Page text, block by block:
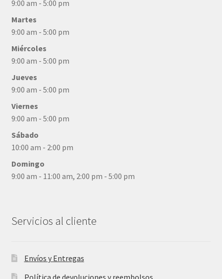
9:00 am - 5:00 pm
Martes
9:00 am - 5:00 pm
Miércoles
9:00 am - 5:00 pm
Jueves
9:00 am - 5:00 pm
Viernes
9:00 am - 5:00 pm
Sábado
10:00 am - 2:00 pm
Domingo
9:00 am - 11:00 am, 2:00 pm - 5:00 pm
Servicios al cliente
Envíos y Entregas